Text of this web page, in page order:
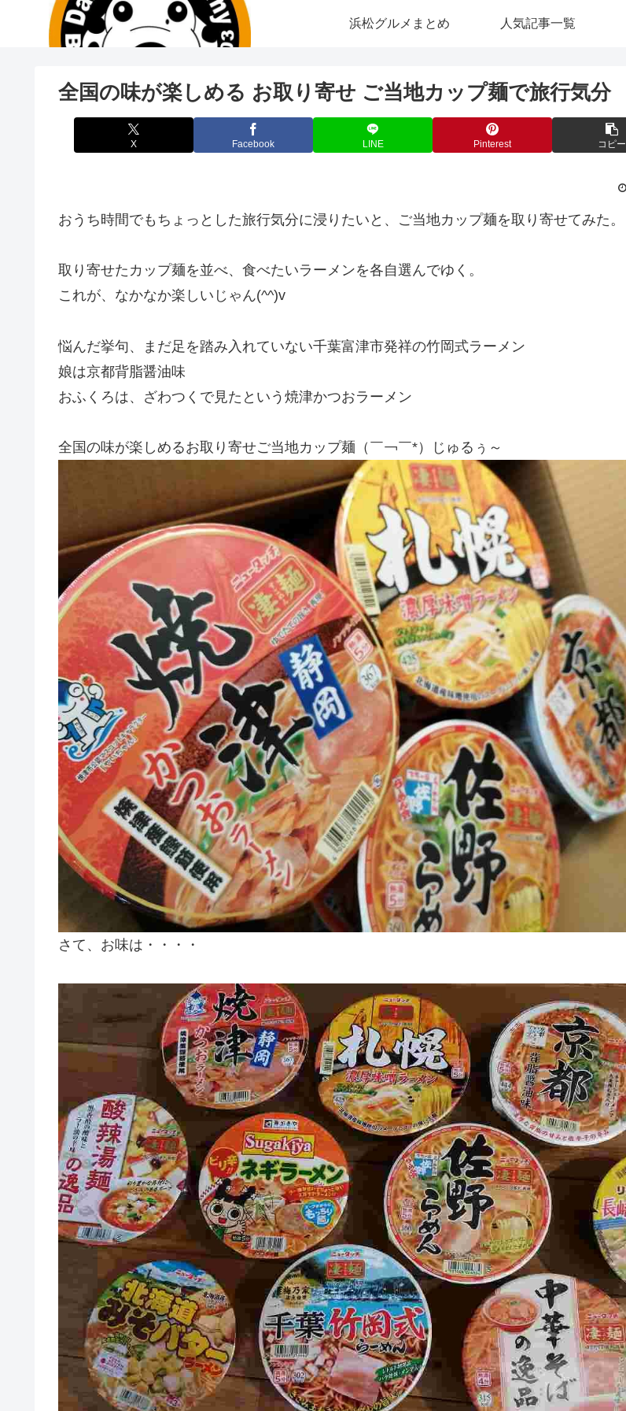
浜松グルメまとめ 人気記事一覧
全国の味が楽しめる お取り寄せ ご当地カップ麺で旅行気分
X Facebook LINE Pinterest コピー
おうち時間でもちょっとした旅行気分に浸りたいと、ご当地カップ麺を取り寄せてみた。
取り寄せたカップ麺を並べ、食べたいラーメンを各自選んでゆく。
これが、なかなか楽しいじゃん(^^)v
悩んだ挙句、まだ足を踏み入れていない千葉富津市発祥の竹岡式ラーメン
娘は京都背脂醤油味
おふくろは、ざわつくで見たという焼津かつおラーメン
全国の味が楽しめるお取り寄せご当地カップ麺（￣￢￣*）じゅるぅ～
さて、お味は・・・・